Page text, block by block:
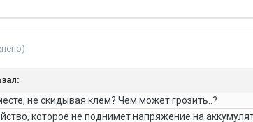
не скидывая клем? Чем может грозить..?
которое не поднимет напряжение на